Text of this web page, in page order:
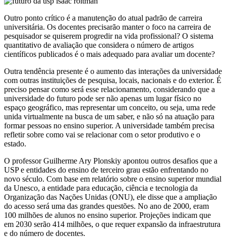
Outro ponto crítico é a manutenção do atual padrão de carreira
universitária. Os docentes precisarão manter o foco na carreira de
pesquisador se quiserem progredir na vida profissional? O sistema
quantitativo de avaliação que considera o número de artigos
científicos publicados é o mais adequado para avaliar um docente?
Outra tendência presente é o aumento das interações da universidade
com outras instituições de pesquisa, locais, nacionais e do exterior. É
preciso pensar como será esse relacionamento, considerando que a
universidade do futuro pode ser não apenas um lugar físico no
espaço geográfico, mas representar um conceito, ou seja, uma rede
unida virtualmente na busca de um saber, e não só na atuação para
formar pessoas no ensino superior. A universidade também precisa
refletir sobre como vai se relacionar com o setor produtivo e o
estado.
O professor Guilherme Ary Plonskiy apontou outros desafios que a
USP e entidades do ensino de terceiro grau estão enfrentando no
novo século. Com base em relatório sobre o ensino superior mundial
da Unesco, a entidade para educação, ciência e tecnologia da
Organização das Nações Unidas (ONU), ele disse que a ampliação
do acesso será uma das grandes questões. No ano de 2000, eram
100 milhões de alunos no ensino superior. Projeções indicam que
em 2030 serão 414 milhões, o que requer expansão da infraestrutura
e do número de docentes.